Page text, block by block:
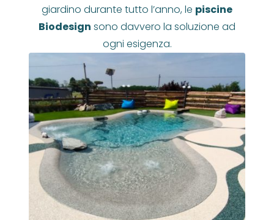
giardino durante tutto l’anno, le piscine
Biodesign sono davvero la soluzione ad
ogni esigenza.